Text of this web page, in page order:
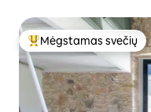
Svečių mėgstamiausias
Mėgstamas svečių